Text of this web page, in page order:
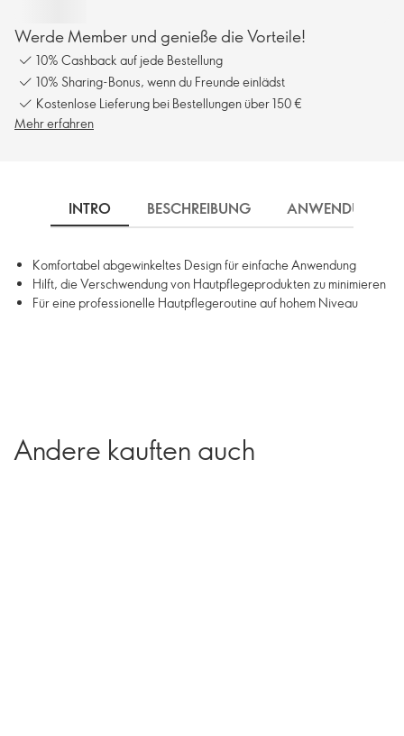
Werde Member und genieße die Vorteile!
10% Cashback auf jede Bestellung
10% Sharing-Bonus, wenn du Freunde einlädst
Kostenlose Lieferung bei Bestellungen über 150 €
Mehr erfahren
INTRO BESCHREIBUNG ANWENDUNG
Komfortabel abgewinkeltes Design für einfache Anwendung
Hilft, die Verschwendung von Hautpflegeprodukten zu minimieren
Für eine professionelle Hautpflegeroutine auf hohem Niveau
Andere kauften auch